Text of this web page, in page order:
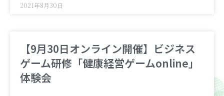
2021年8月30日
【9月30日オンライン開催】ビジネス
ゲーム研修「健康経営ゲームonline」
体験会